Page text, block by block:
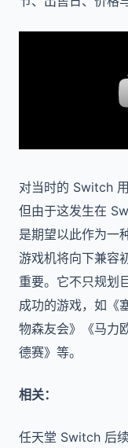
对当时的 Switch
但由于这发生在
是期望以此作为一
游戏机将向下兼容
重要。它不只规划
成功的游戏，如《
物森友会》《马力
德赛》等。
相关：
任天堂 Switch 后